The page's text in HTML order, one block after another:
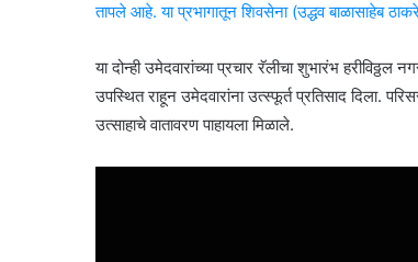
तापले आहे. या प्रभागातून शिवसेना (उद्धव बाळासाहेब
या दोन्ही उमेदवारांच्या प्रचार रॅलीचा शुभारंभ
उपस्थित राहून उमेदवारांना उत्स्फूर्त प्रतिसाद दिला.
उत्साहाचे वातावरण पाहायला मिळाले.